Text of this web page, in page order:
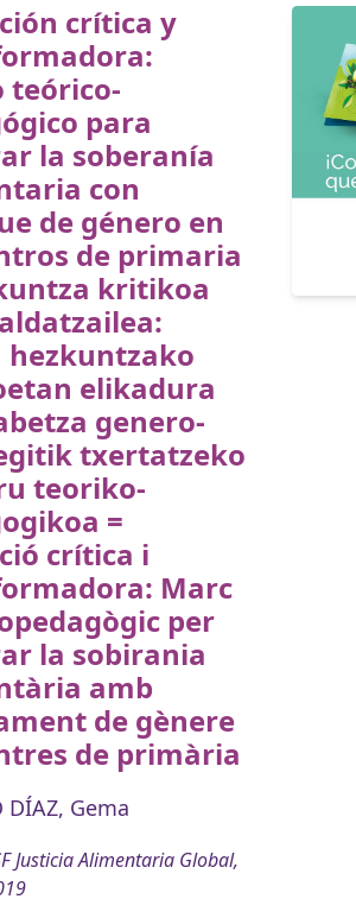
crítica y
teórico-
para
la soberanía
con
de género en
de primaria
kritikoa
hezkuntzako
elikadura
genero-
txertatzeko
teoriko-
=
crítica i
Marc
per
la sobirania
amb
de gènere
de primària
DÍAZ, Gema
Justicia Alimentaria Global,